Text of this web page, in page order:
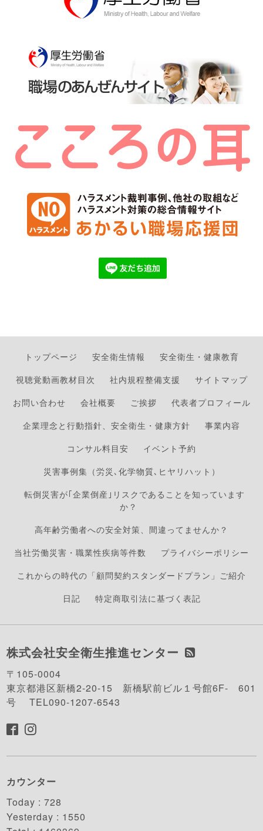
トップページ 安全衛生情報
安全衛生・健康教育
視聴覚動画教材目次
社内規程整備支援
サイトマップ
お問い合わせ
会社概要 ご挨拶
代表者プロフィール
企業理念と行動指針、安全衛生・健康方針
事業内容
コンサル料目安
イベント予約
災害事例集（労災､化学物質､ヒヤリハット）
転倒災害が｢企業倒産｣リスクであることを知っています
か？
高年齢労働者への安全対策、間違ってませんか？
当社労働災害・職業性疾病等件数
プライバシーポリシー
これからの時代の「顧問契約スタンダードプラン」ご紹介
日記
特定商取引法に基づく表記
株式会社安全衛生推進センター
〒105-0004
東京都港区新橋2-20-15 新橋駅前ビル１号館6F- 601
号 TEL090-1207-6543
カウンター
Today :728
Yesterday : 1550